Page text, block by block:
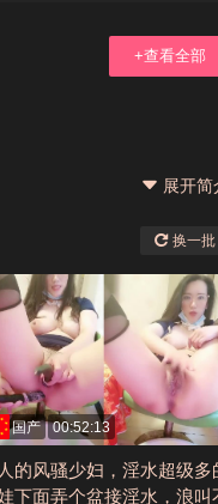
+查看全部
展开简
换一批
国产 00:52:13
的风骚少妇，淫水超级多
下面弄个盆接淫水，浪叫